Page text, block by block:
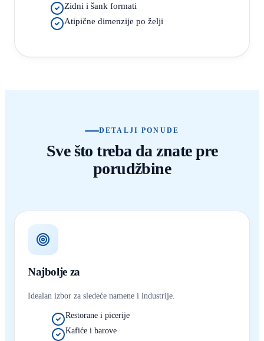
Zidni i šank formati
Atipične dimenzije po želji
DETALJI PONUDE
Sve što treba da znate pre
porudžbine
Najbolje za
Idealan izbor za sledeće namene i industrije.
Restorane i picerije
Kafiće i barove